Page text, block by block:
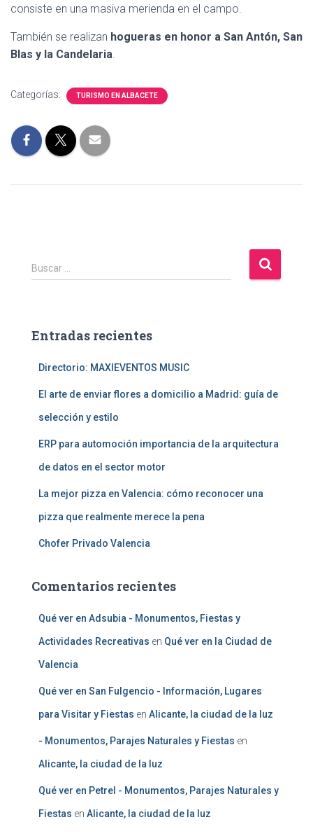
consiste en una masiva merienda en el campo.
También se realizan hogueras en honor a San Antón, San
Blas y la Candelaria.
Categorías: TURISMO EN ALBACETE
B
u
r
Buscar …
Entradas recientes
Directorio: MAXIEVENTOS MUSIC
El arte de enviar flores a domicilio a Madrid: guía de
selección y estilo
ERP para automoción importancia de la arquitectura
de datos en el sector motor
La mejor pizza en Valencia: cómo reconocer una
pizza que realmente merece la pena
Chofer Privado Valencia
Comentarios recientes
Qué ver en Adsubia - Monumentos, Fiestas y
Actividades Recreativas en Qué ver en la Ciudad de
Valencia
Qué ver en San Fulgencio - Información, Lugares
para Visitar y Fiestas en Alicante, la ciudad de la luz
- Monumentos, Parajes Naturales y Fiestas en
Alicante, la ciudad de la luz
Qué ver en Petrel - Monumentos, Parajes Naturales y
Fiestas en Alicante, la ciudad de la luz